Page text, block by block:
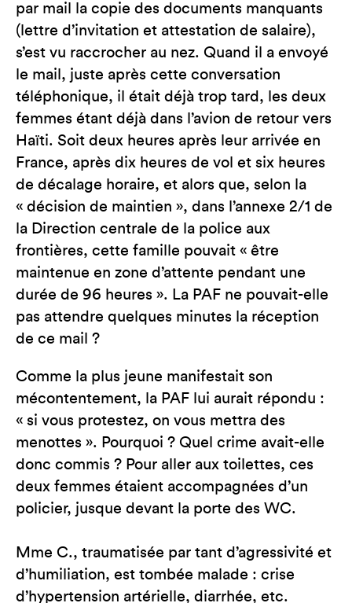
par mail la copie des documents manquants
(lettre d’invitation et attestation de salaire),
s’est vu raccrocher au nez. Quand il a envoyé
le mail, juste après cette conversation
téléphonique, il était déjà trop tard, les deux
femmes étant déjà dans l’avion de retour vers
Haïti. Soit deux heures après leur arrivée en
France, après dix heures de vol et six heures
de décalage horaire, et alors que, selon la
« décision de maintien », dans l’annexe 2/1 de
la Direction centrale de la police aux
frontières, cette famille pouvait « être
maintenue en zone d’attente pendant une
durée de 96 heures ». La PAF ne pouvait-elle
pas attendre quelques minutes la réception
de ce mail ?
Comme la plus jeune manifestait son
mécontentement, la PAF lui aurait répondu :
« si vous protestez, on vous mettra des
menottes ». Pourquoi ? Quel crime avait-elle
donc commis ? Pour aller aux toilettes, ces
deux femmes étaient accompagnées d’un
policier, jusque devant la porte des WC.
Mme C., traumatisée par tant d’agressivité et
d’humiliation, est tombée malade : crise
d’hypertension artérielle, diarrhée, etc.